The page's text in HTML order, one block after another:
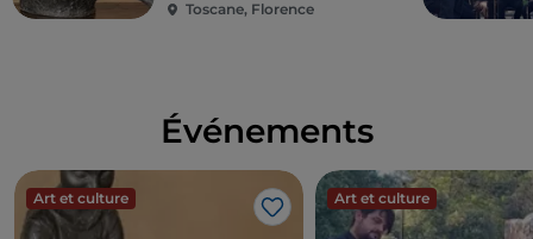
Toscane, Florence
Événements
Art et culture
J’aime
Art et culture